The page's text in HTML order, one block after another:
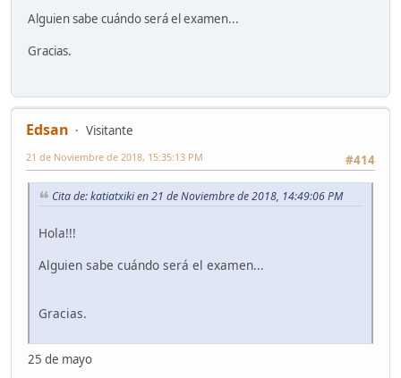
Alguien sabe cuándo será el examen...
Gracias.
Edsan
Visitante
#414
21 de Noviembre de 2018, 15:35:13 PM
Cita de: katiatxiki en 21 de Noviembre de 2018, 14:49:06 PM
Hola!!!
Alguien sabe cuándo será el examen...
Gracias.
25 de mayo